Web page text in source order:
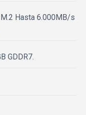
Hasta 6.000MB/s
GDDR7.